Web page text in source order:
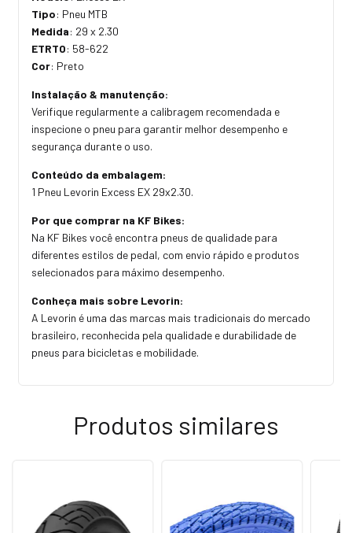
Tipo: Pneu MTB
Medida: 29 x 2.30
ETRTO: 58-622
Cor: Preto
Instalação & manutenção:
Verifique regularmente a calibragem recomendada e
inspecione o pneu para garantir melhor desempenho e
segurança durante o uso.
Conteúdo da embalagem:
1 Pneu Levorin Excess EX 29x2.30.
Por que comprar na KF Bikes:
Na KF Bikes você encontra pneus de qualidade para
diferentes estilos de pedal, com envio rápido e produtos
selecionados para máximo desempenho.
Conheça mais sobre Levorin:
A Levorin é uma das marcas mais tradicionais do mercado
brasileiro, reconhecida pela qualidade e durabilidade de
pneus para bicicletas e mobilidade.
Produtos similares